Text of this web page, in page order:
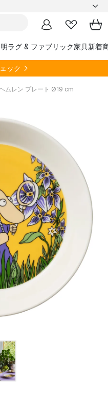
ラグ & ファブリック家具新着
ック
ムレン プレート Ø19 cm